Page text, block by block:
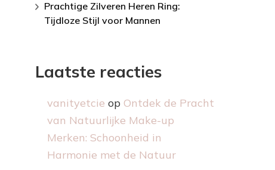
Prachtige Zilveren Heren Ring:
Tijdloze Stijl voor Mannen
Laatste reacties
vanityetcie op Ontdek de Pracht
van Natuurlijke Make-up
Merken: Schoonheid in
Harmonie met de Natuur